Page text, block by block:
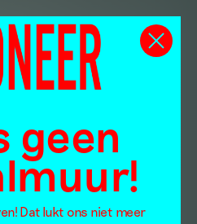
geen
Dat lukt ons niet meer